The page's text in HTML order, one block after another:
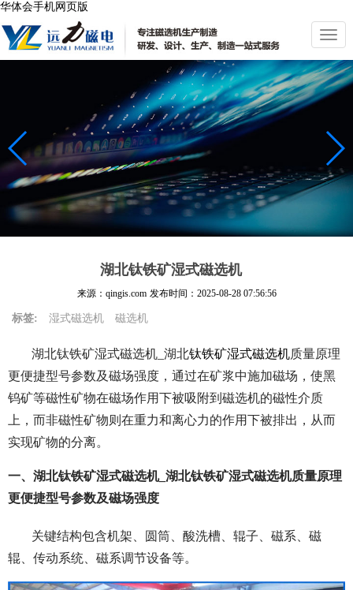
华体会手机网页版
切
换
导
航
湖北钛铁矿湿式磁选机
来源：qingis.com 发布时间： 2025-08-28 07:56:56
标签: 湿式磁选机 磁选机
湖北钛铁矿湿式磁选机_湖北钛铁矿湿式磁选机质量原理
更便捷型号参数及磁场强度，通过在矿浆中施加磁场，使黑
钨矿等磁性矿物在磁场作用下被吸附到磁选机的磁性介质
上，而非磁性矿物则在重力和离心力的作用下被排出，从而
实现矿物的分离。
一、湖北钛铁矿湿式磁选机_湖北钛铁矿湿式磁选机质量原理
更便捷型号参数及磁场强度
关键结构包含机架、圆筒、酸洗槽、辊子、磁系、磁
辊、传动系统、磁系调节设备等。